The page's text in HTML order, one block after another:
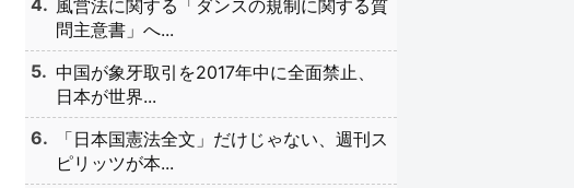
風営法に関する「ダンスの規制に関する質
問主意書」へ...
中国が象牙取引を2017年中に全面禁止、
日本が世界...
「日本国憲法全文」だけじゃない、週刊ス
ピリッツが本...